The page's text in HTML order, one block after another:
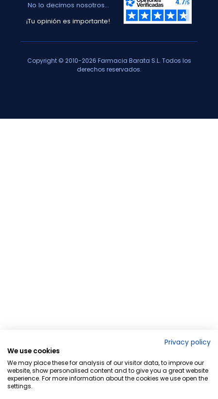
No lo decimos nosotros...
¡Tu opinión es importante!
Copyright © 2010-2026 Farmacia Barata S.L. Todos los
derechos reservados.
Privacy policy
We use cookies
We may place these for analysis of our visitor data, to improve our
website, show personalised content and to give you a great website
experience. For more information about the cookies we use open the
settings.